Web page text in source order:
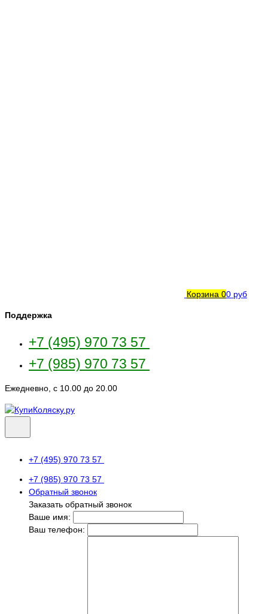
Корзина 00 руб
Поддержка
+7 (495) 970 73 57
+7 (985) 970 73 57
Ежедневно, с 10.00 до 20.00
+7 (495) 970 73 57
+7 (985) 970 73 57
Обратный звонок
Заказать обратный звонок
Ваше имя:
Ваш телефон: